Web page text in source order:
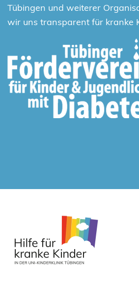
Tübingen und weiterer
wir uns transparent für kranke